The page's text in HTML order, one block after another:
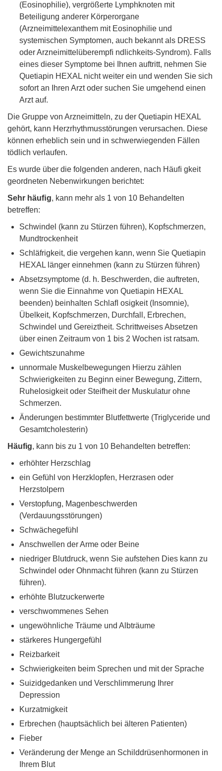
(Eosinophilie), vergrößerte Lymphknoten mit
Beteiligung anderer Körperorgane
(Arzneimittelexanthem mit Eosinophilie und
systemischen Symptomen, auch bekannt als DRESS
oder Arzneimittelüberempﬁ ndlichkeits-Syndrom). Falls
eines dieser Symptome bei Ihnen auftritt, nehmen Sie
Quetiapin HEXAL nicht weiter ein und wenden Sie sich
sofort an Ihren Arzt oder suchen Sie umgehend einen
Arzt auf.
Die Gruppe von Arzneimitteln, zu der Quetiapin HEXAL
gehört, kann Herzrhythmusstörungen verursachen. Diese
können erheblich sein und in schwerwiegenden Fällen
tödlich verlaufen.
Es wurde über die folgenden anderen, nach Häuﬁ gkeit
geordneten Nebenwirkungen berichtet:
Sehr häuﬁg, kann mehr als 1 von 10 Behandelten
betreffen:
Schwindel (kann zu Stürzen führen), Kopfschmerzen,
Mundtrockenheit
Schläfrigkeit, die vergehen kann, wenn Sie Quetiapin
HEXAL länger einnehmen (kann zu Stürzen führen)
Absetzsymptome (d. h. Beschwerden, die auftreten,
wenn Sie die Einnahme von Quetiapin HEXAL
beenden) beinhalten Schlaﬂ osigkeit (Insomnie),
Übelkeit, Kopfschmerzen, Durchfall, Erbrechen,
Schwindel und Gereiztheit. Schrittweises Absetzen
über einen Zeitraum von 1 bis 2 Wochen ist ratsam.
Gewichtszunahme
unnormale Muskelbewegungen Hierzu zählen
Schwierigkeiten zu Beginn einer Bewegung, Zittern,
Ruhelosigkeit oder Steifheit der Muskulatur ohne
Schmerzen.
Änderungen bestimmter Blutfettwerte (Triglyceride und
Gesamtcholesterin)
Häufig, kann bis zu 1 von 10 Behandelten betreffen:
erhöhter Herzschlag
ein Gefühl von Herzklopfen, Herzrasen oder
Herzstolpern
Verstopfung, Magenbeschwerden
(Verdauungsstörungen)
Schwächegefühl
Anschwellen der Arme oder Beine
niedriger Blutdruck, wenn Sie aufstehen Dies kann zu
Schwindel oder Ohnmacht führen (kann zu Stürzen
führen).
erhöhte Blutzuckerwerte
verschwommenes Sehen
ungewöhnliche Träume und Albträume
stärkeres Hungergefühl
Reizbarkeit
Schwierigkeiten beim Sprechen und mit der Sprache
Suizidgedanken und Verschlimmerung Ihrer
Depression
Kurzatmigkeit
Erbrechen (hauptsächlich bei älteren Patienten)
Fieber
Veränderung der Menge an Schilddrüsenhormonen in
Ihrem Blut